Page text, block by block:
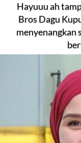
Hayuuu ah
Bros Dagu
menyenangkan